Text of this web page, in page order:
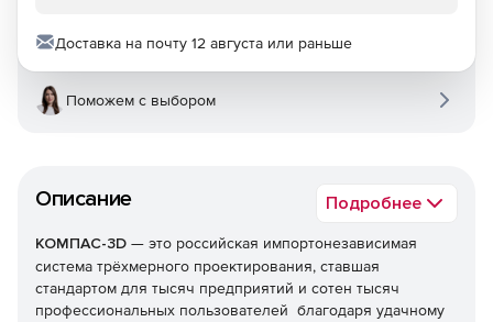
Описание Подробнее
КОМПАС-3D — это российская импортонезависимая
система трёхмерного проектирования, ставшая
стандартом для тысяч предприятий и сотен тысяч
профессиональных пользователей благодаря удачному
Доставка на почту 12 августа или раньше
Поможем с выбором